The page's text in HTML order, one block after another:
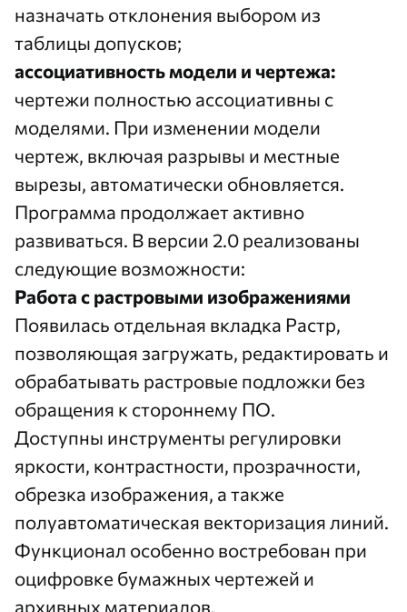
назначать отклонения выбором из
таблицы допусков;
ассоциативность модели и чертежа:
чертежи полностью ассоциативны с
моделями. При изменении модели
чертеж, включая разрывы и местные
вырезы, автоматически обновляется.
Программа продолжает активно
развиваться. В версии 2.0 реализованы
следующие возможности:
Работа с растровыми изображениями
Появилась отдельная вкладка Растр,
позволяющая загружать, редактировать и
обрабатывать растровые подложки без
обращения к стороннему ПО.
Доступны инструменты регулировки
яркости, контрастности, прозрачности,
обрезка изображения, а также
полуавтоматическая векторизация линий.
Функционал особенно востребован при
оцифровке бумажных чертежей и
архивных материалов.